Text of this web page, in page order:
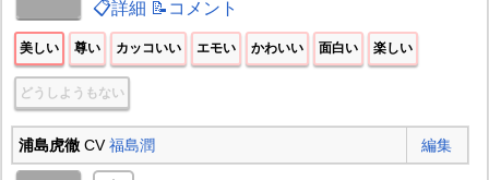
📋詳細 📝コメント
美しい 尊い カッコいい エモい かわいい 面白い 楽しい
どうしようもない
浦島虎徹CV福島潤 編集